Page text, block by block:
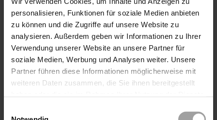
personalisieren, Funktionen für soziale Medien anbieten
zu können und die Zugriffe auf unsere Website zu
analysieren. Außerdem geben wir Informationen zu Ihrer
Verwendung unserer Website an unsere Partner für
soziale Medien, Werbung und Analysen weiter. Unsere
Partner führen diese Informationen möglicherweise mit
weiteren Daten zusammen, die Sie ihnen bereitgestellt